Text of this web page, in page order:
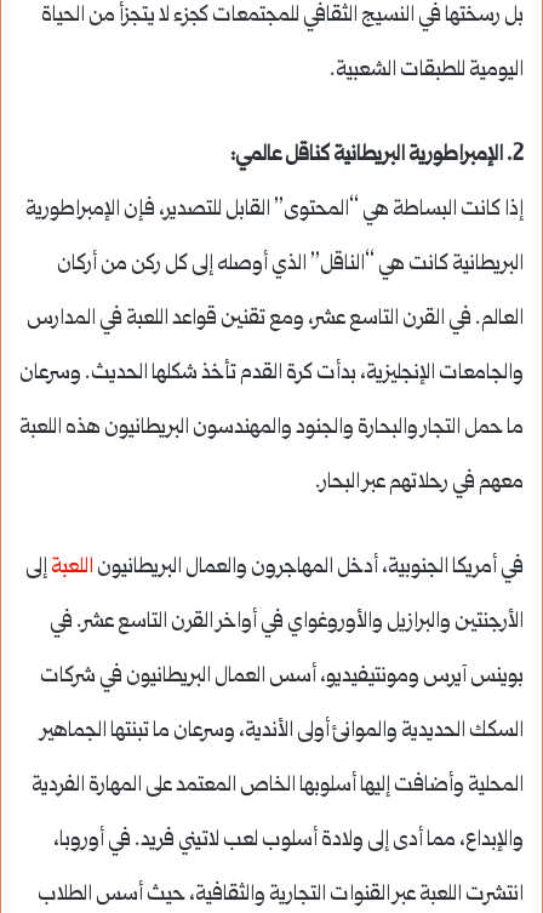
بل رسختها في النسيج الثقافي للمجتمعات كجزء لا يتجزأ من الحياة
اليومية للطبقات الشعبية.
2. الإمبراطورية البريطانية كناقل عالمي:
إذا كانت البساطة هي “المحتوى” القابل للتصدير، فإن الإمبراطورية
البريطانية كانت هي “الناقل” الذي أوصله إلى كل ركن من أركان
العالم. في القرن التاسع عشر، ومع تقنين قواعد اللعبة في المدارس
والجامعات الإنجليزية، بدأت كرة القدم تأخذ شكلها الحديث. وسرعان
ما حمل التجار والبحارة والجنود والمهندسون البريطانيون هذه اللعبة
معهم في رحلاتهم عبر البحار.
في أمريكا الجنوبية، أدخل المهاجرون والعمال البريطانيون اللعبةإلى
الأرجنتين والبرازيل والأوروغواي في أواخر القرن التاسع عشر. في
بوينس آيرس ومونتيفيديو، أسس العمال البريطانيون في شركات
السكك الحديدية والموانئ أولى الأندية، وسرعان ما تبنتها الجماهير
المحلية وأضافت إليها أسلوبها الخاص المعتمد على المهارة الفردية
والإبداع، مما أدى إلى ولادة أسلوب لعب لاتيني فريد. في أوروبا،
انتشرت اللعبة عبر القنوات التجارية والثقافية، حيث أسس الطلاب